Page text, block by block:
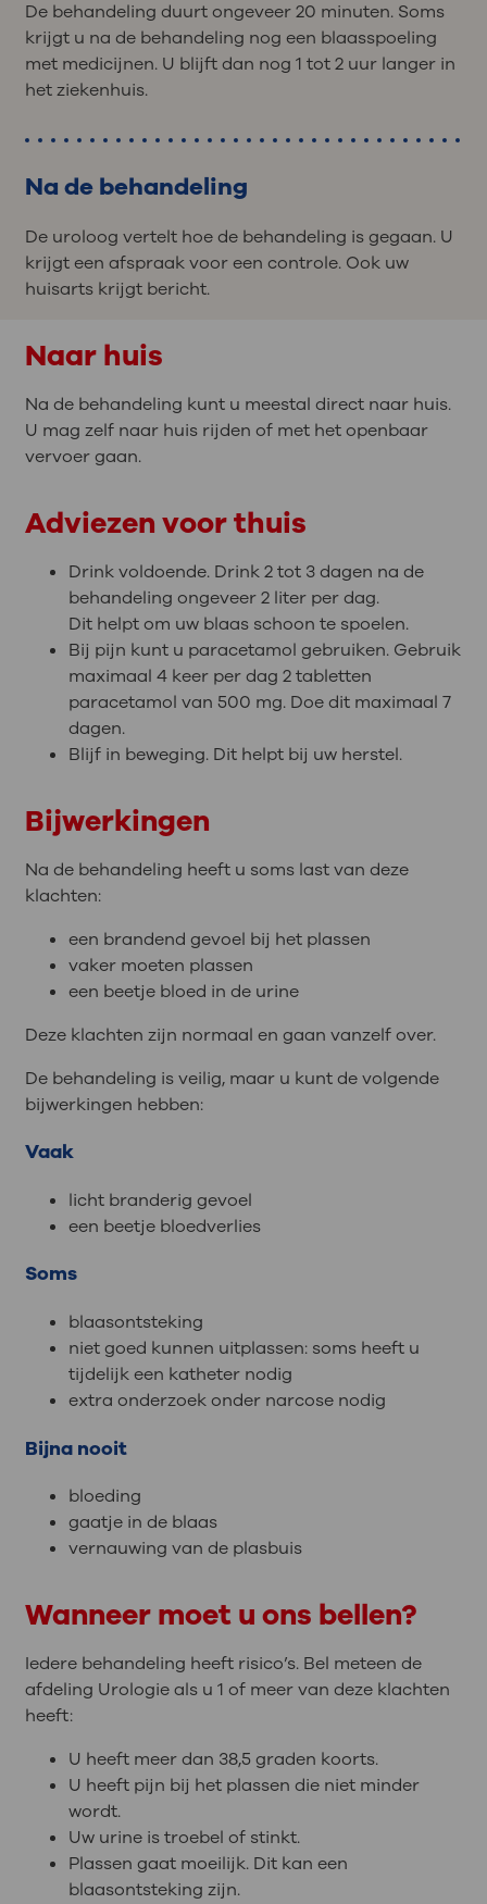
De behandeling duurt ongeveer 20 minuten. Soms
krijgt u na de behandeling nog een blaasspoeling
met medicijnen. U blijft dan nog 1 tot 2 uur langer in
het ziekenhuis.
Na de behandeling
De uroloog vertelt hoe de behandeling is gegaan. U
krijgt een afspraak voor een controle. Ook uw
huisarts krijgt bericht.
Naar huis
Na de behandeling kunt u meestal direct naar huis.
U mag zelf naar huis rijden of met het openbaar
vervoer gaan.
Adviezen voor thuis
Drink voldoende. Drink 2 tot 3 dagen na de
behandeling ongeveer 2 liter per dag.
Dit helpt om uw blaas schoon te spoelen.
Bij pijn kunt u paracetamol gebruiken. Gebruik
maximaal 4 keer per dag 2 tabletten
paracetamol van 500 mg. Doe dit maximaal 7
dagen.
Blijf in beweging. Dit helpt bij uw herstel.
Bijwerkingen
Na de behandeling heeft u soms last van deze
klachten:
een brandend gevoel bij het plassen
vaker moeten plassen
een beetje bloed in de urine
Deze klachten zijn normaal en gaan vanzelf over.
De behandeling is veilig, maar u kunt de volgende
bijwerkingen hebben:
Vaak
licht branderig gevoel
een beetje bloedverlies
Soms
blaasontsteking
niet goed kunnen uitplassen: soms heeft u
tijdelijk een katheter nodig
extra onderzoek onder narcose nodig
Bijna nooit
bloeding
gaatje in de blaas
vernauwing van de plasbuis
Wanneer moet u ons bellen?
Iedere behandeling heeft risico’s. Bel meteen de
afdeling Urologie als u 1 of meer van deze klachten
heeft:
U heeft meer dan 38,5 graden koorts.
U heeft pijn bij het plassen die niet minder
wordt.
Uw urine is troebel of stinkt.
Plassen gaat moeilijk. Dit kan een
blaasontsteking zijn.